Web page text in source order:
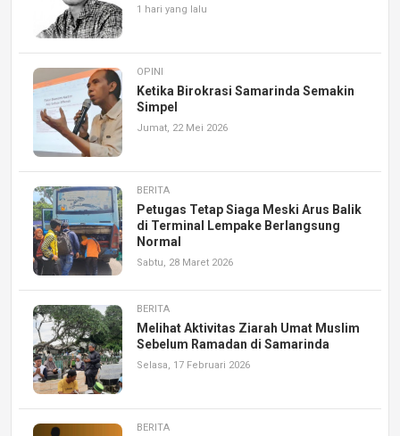
1 hari yang lalu
OPINI
Ketika Birokrasi Samarinda Semakin
Simpel
Jumat, 22 Mei 2026
BERITA
Petugas Tetap Siaga Meski Arus Balik
di Terminal Lempake Berlangsung
Normal
Sabtu, 28 Maret 2026
BERITA
Melihat Aktivitas Ziarah Umat Muslim
Sebelum Ramadan di Samarinda
Selasa, 17 Februari 2026
BERITA